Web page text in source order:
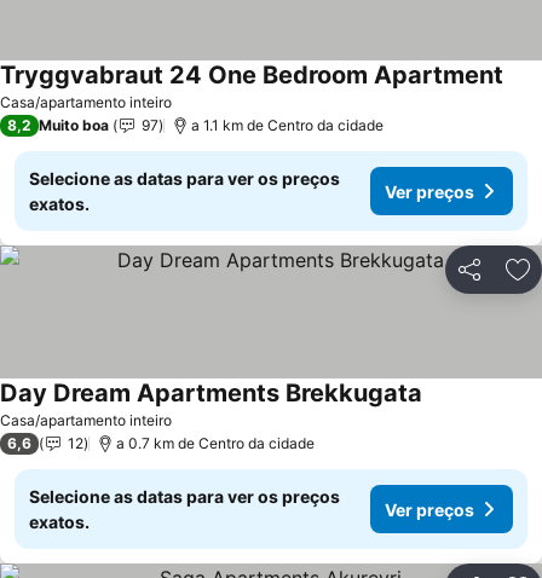
Casa/apartamento inteiro
Tryggvabraut 24 One Bedroom Apartment
8,2 Muito boa 97 a 1.1 km de Centro da cidade
Selecione as datas para ver os preços
exatos.
Ver preços
Partilhar
Casa/apartamento inteiro
Day Dream Apartments Brekkugata
6,6 12 a 0.7 km de Centro da cidade
Selecione as datas para ver os preços
exatos.
Ver preços